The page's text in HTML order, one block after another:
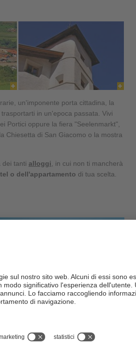
un'imponente porta cittadina, la
in un'epoca passata. Vivi
Portici oppure la fiera "Seelenmarkt",
Chiesetta di San Giacomo o la mostra
dei tanti alloggi , in cui non ti mancherà
o dell'appartamento di tua scelta.